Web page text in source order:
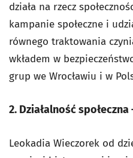
działa na rzecz
kampanie społeczne i
równego traktowania
wkładem w
grup we Wrocławiu i w
2. Działalność
Leokadia Wieczorek od